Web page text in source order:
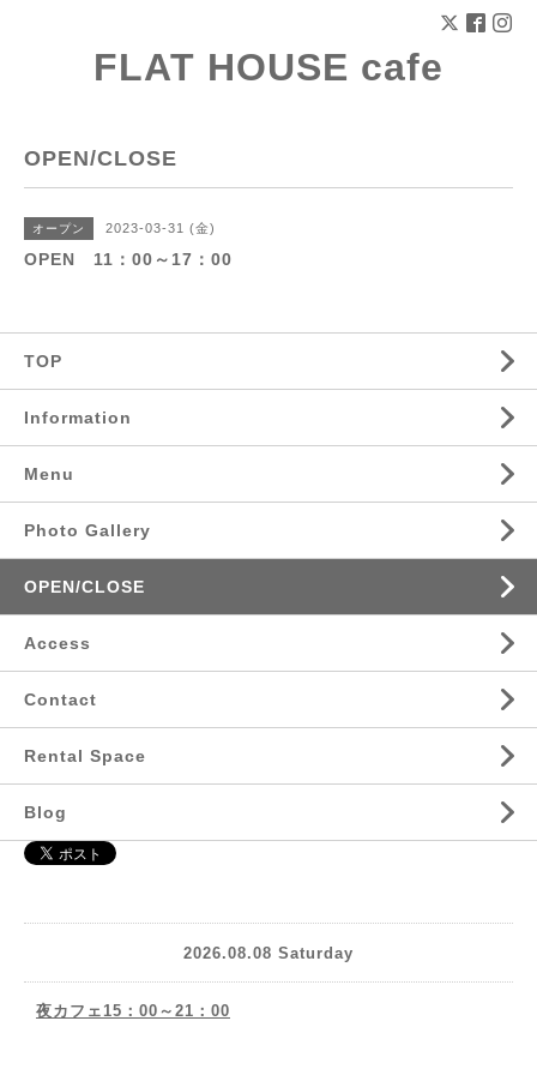
FLAT HOUSE cafe
OPEN/CLOSE
オープン 2023-03-31 (金)
OPEN 11：00～17：00
TOP
Information
Menu
Photo Gallery
OPEN/CLOSE
Access
Contact
Rental Space
Blog
2026.08.08 Saturday
夜カフェ15：00～21：00